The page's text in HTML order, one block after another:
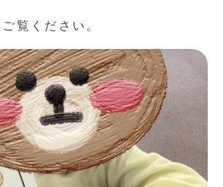
覧ください。